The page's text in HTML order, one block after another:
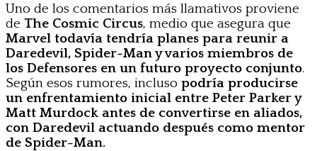
Uno de los comentarios más llamativos proviene
de The Cosmic Circus, medio que asegura que
Marvel todavía tendría planes para reunir a
Daredevil, Spider-Man y varios miembros de
los Defensores en un futuro proyecto conjunto.
Según esos rumores, incluso podría producirse
un enfrentamiento inicial entre Peter Parker y
Matt Murdock antes de convertirse en aliados,
con Daredevil actuando después como mentor
de Spider-Man.